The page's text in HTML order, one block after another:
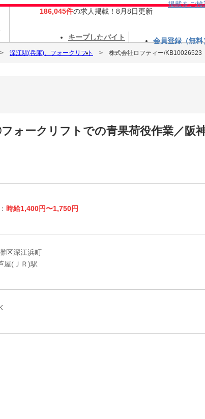
186,045件の求人掲載！8月8日更新
掲載をご
キープしたバイト 会員登録（無料
深江駅(兵庫)、フォークリフト 株式会社ロフティー/KB10026523
ォークリフトでの青果荷役作業／阪
時給1,400円〜1,750円
区深江浜町
屋(ＪＲ)駅